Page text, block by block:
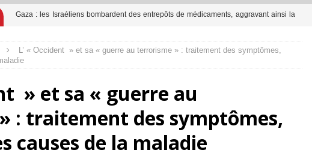
Gaza : les Israéliens bombardent des entrepôts de médicaments, aggravant ainsi la
Capituler ou mourir : le « processus de paix » à Gaza et la propagande occidentale
Mille jours de génocide : l’histoire de Gaza au-delà des chiffres
Les Israéliens effacent les preuves du génocide à Gaza[ 4 août 2026 ]
La promesse que j’ai faite à Ismail al-Ghoul [ 8 août 2026 ]
L’ « Occident » et sa « guerre au terrorisme » : traitement des symptômes,
» et sa « guerre au
: traitement des symptômes,
causes de la maladie